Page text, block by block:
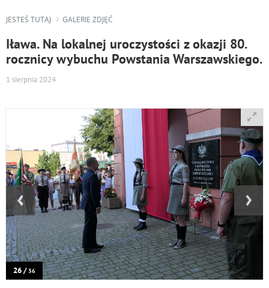
JESTEŚ TUTAJ GALERIE ZDJĘĆ
Iława. Na lokalnej uroczystości z okazji 80.
rocznicy wybuchu Powstania Warszawskiego.
1 sierpnia 2024
26 /36
‹ ›